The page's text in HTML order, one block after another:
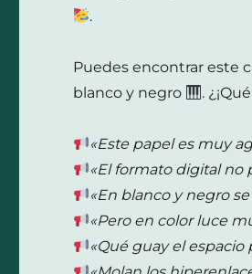
.
Puedes encontrar este
blanco y negro
.
«Este papel es muy
«El formato digital no
«En blanco y negro
«Pero en color luce
«Qué guay el espacio